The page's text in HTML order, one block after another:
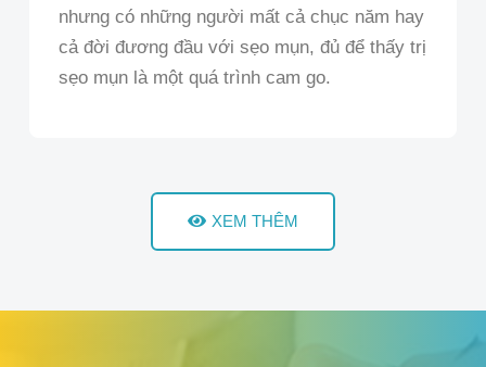
nhưng có những người mất cả chục năm hay
cả đời đương đầu với sẹo mụn, đủ để thấy trị
sẹo mụn là một quá trình cam go.
XEM THÊM